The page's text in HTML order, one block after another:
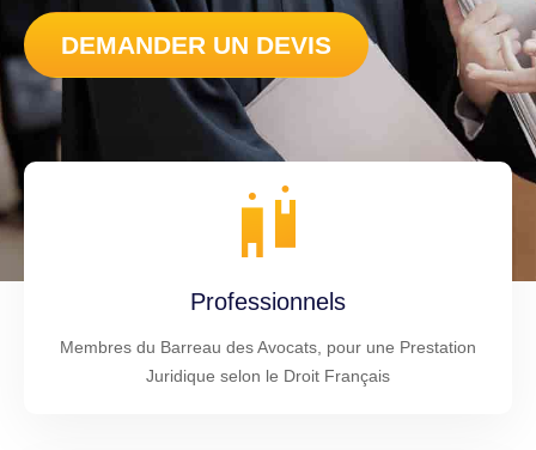
DEMANDER UN DEVIS
Professionnels
Membres du Barreau des Avocats, pour une Prestation
Juridique selon le Droit Français